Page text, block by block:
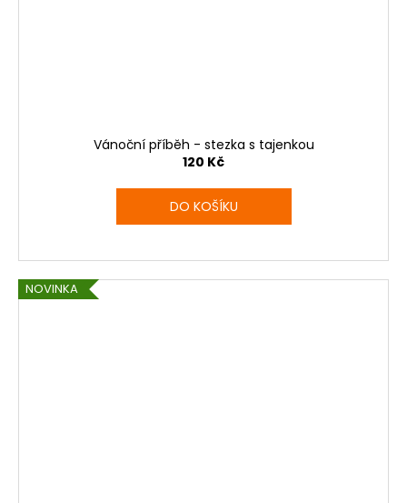
Vánoční příběh - stezka s tajenkou
120 Kč
DO KOŠÍKU
NOVINKA